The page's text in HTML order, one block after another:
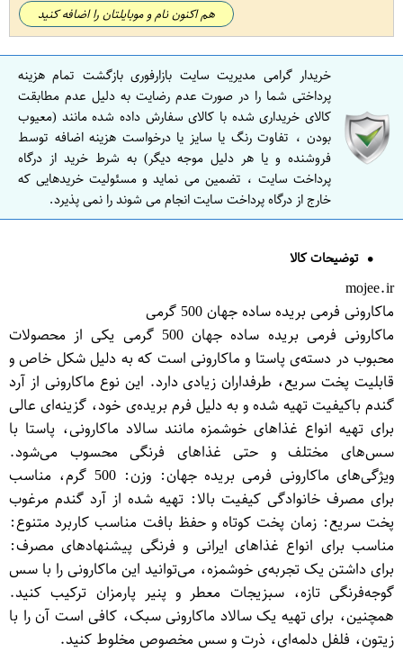
هم اکنون نام و موبایلتان را اضافه کنید
خریدار گرامی مدیریت سایت بازارفوری بازگشت تمام هزینه
پرداختی شما را در صورت عدم رضایت به دلیل عدم مطابقت
کالای خریداری شده با کالای سفارش داده شده مانند (معیوب
بودن ، تفاوت رنگ یا سایز یا درخواست هزینه اضافه توسط
فروشنده و یا هر دلیل موجه دیگر) به شرط خرید از درگاه
پرداخت سایت ، تضمین می نماید و مسئولیت خریدهایی که
خارج از درگاه پرداخت سایت انجام می شوند را نمی پذیرد.
توضیحات کالا
mojee.ir
ماکارونی فرمی بریده ساده جهان 500 گرمی
ماکارونی فرمی بریده ساده جهان 500 گرمی یکی از محصولات
محبوب در دسته‌ی پاستا و ماکارونی است که به دلیل شکل خاص و
قابلیت پخت سریع، طرفداران زیادی دارد. این نوع ماکارونی از آرد
گندم باکیفیت تهیه شده و به دلیل فرم بریده‌ی خود، گزینه‌ای عالی
برای تهیه انواع غذاهای خوشمزه مانند سالاد ماکارونی، پاستا با
سس‌های مختلف و حتی غذاهای فرنگی محسوب می‌شود.
ویژگی‌های ماکارونی فرمی بریده جهان: وزن: 500 گرم، مناسب
برای مصرف خانوادگی کیفیت بالا: تهیه شده از آرد گندم مرغوب
پخت سریع: زمان پخت کوتاه و حفظ بافت مناسب کاربرد متنوع:
مناسب برای انواع غذاهای ایرانی و فرنگی پیشنهادهای مصرف:
برای داشتن یک تجربه‌ی خوشمزه، می‌توانید این ماکارونی را با سس
گوجه‌فرنگی تازه، سبزیجات معطر و پنیر پارمزان ترکیب کنید.
همچنین، برای تهیه یک سالاد ماکارونی سبک، کافی است آن را با
زیتون، فلفل دلمه‌ای، ذرت و سس مخصوص مخلوط کنید.